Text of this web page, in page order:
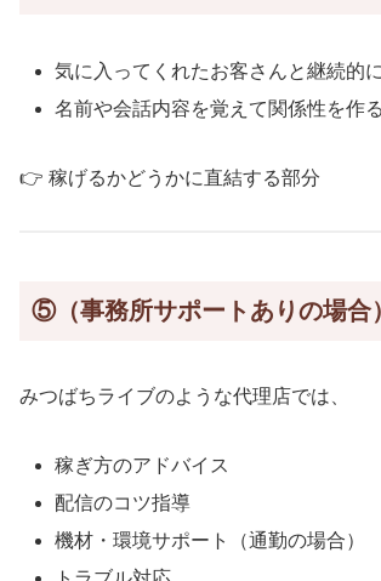
気に入ってくれたお客さんと継続的
名前や会話内容を覚えて関係性を作る
👉 稼げるかどうかに直結する部分
⑤（事務所サポートありの場合）
みつばちライブのような代理店では、
稼ぎ方のアドバイス
配信のコツ指導
機材・環境サポート（通勤の場合）